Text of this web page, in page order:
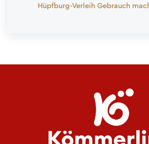
Hüpfburg-Verleih Gebrauch